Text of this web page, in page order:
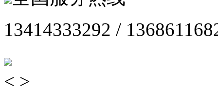
13414333292 /
< >